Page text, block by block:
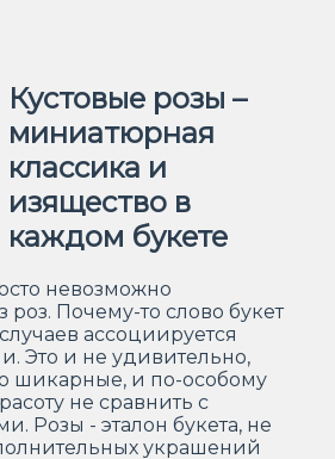
Кустовые розы –
миниатюрная
классика и
изящество в
каждом букете
невозможно
роз. Почему-то слово букет
ассоциируется
Это и не удивительно,
шикарные, и по-особому
не сравнить с
Розы - эталон букета, не
украшений